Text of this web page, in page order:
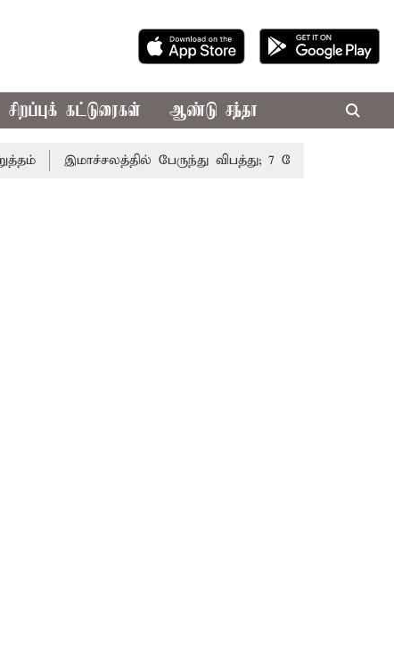
சிறப்புக் கட்டுரைகள் ஆண்டு சந்தா
இமாச்சலத்தில் பேருந்து விபத்து; 7 பேர் பலி - பிரதமர்